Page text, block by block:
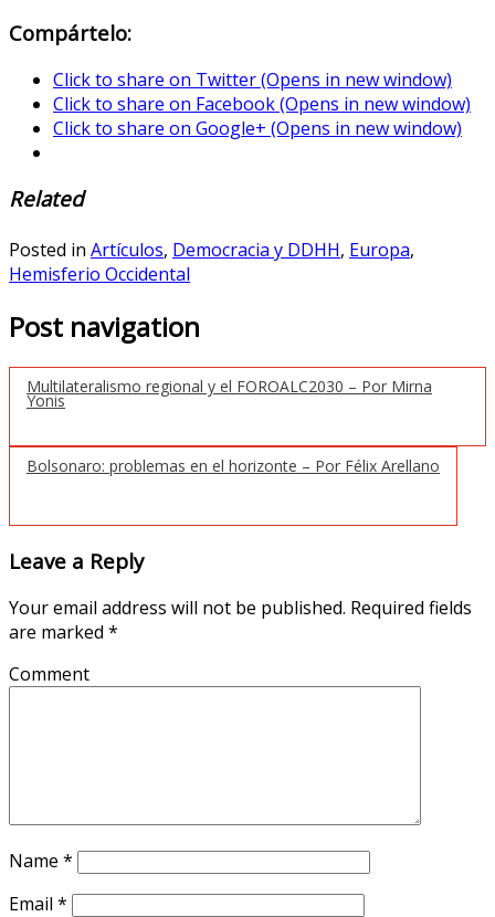
Compártelo:
Click to share on Twitter (Opens in new window)
Click to share on Facebook (Opens in new window)
Click to share on Google+ (Opens in new window)
Related
Posted in Artículos, Democracia y DDHH, Europa,
Hemisferio Occidental
Post navigation
Multilateralismo regional y el FOROALC2030 – Por Mirna
Yonis
Bolsonaro: problemas en el horizonte – Por Félix Arellano
Leave a Reply
Your email address will not be published. Required fields
are marked *
Comment
Name *
Email *